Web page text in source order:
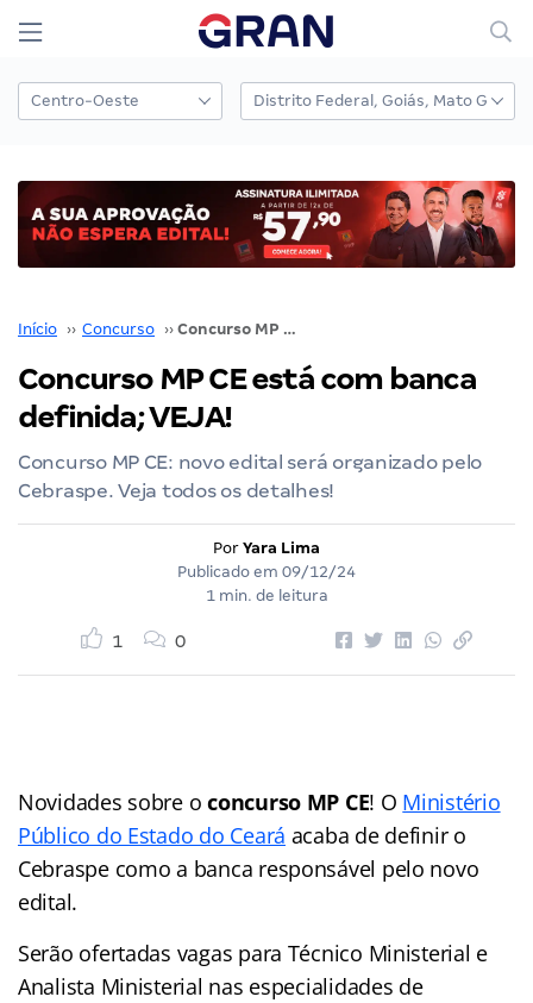
Início ›› Concurso ›› Concurso MP CE está com banca definida; VEJA!
Concurso MP CE está com banca
definida; VEJA!
Concurso MP CE: novo edital será organizado pelo
Cebraspe. Veja todos os detalhes!
Por Yara Lima
Publicado em 09/12/24
1 min. de leitura
1 0
Novidades sobre oconcurso MP CE! O Ministério
Público do Estado do Ceará acaba de definir o
Cebraspe como a banca responsável pelo novo
edital.
Serão ofertadas vagas para Técnico Ministerial e
Analista Ministerial nas especialidades de